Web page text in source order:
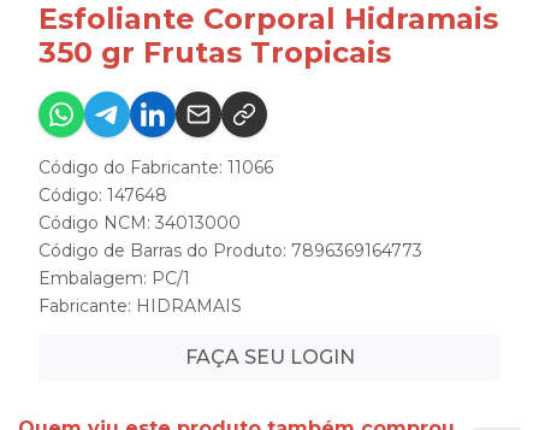
Esfoliante Corporal Hidramais
350 gr Frutas Tropicais
Código do Fabricante: 11066
Código: 147648
Código NCM: 34013000
Código de Barras do Produto: 7896369164773
Embalagem: PC/1
Fabricante: HIDRAMAIS
FAÇA SEU LOGIN